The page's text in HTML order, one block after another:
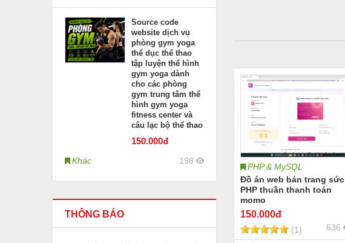
PHP & MySQL
Đồ án web bán trang sức
PHP thuần thanh toán
momo
150.000đ
(1) 636
Source code
website dịch vụ
phòng gym yoga
thể dục thể thao
tập luyện thể hình
gym yoga dành
cho các phòng
gym trung tâm thể
hình gym yoga
fitness center và
câu lạc bộ thể thao
150.000đ
Khác 198
THÔNG BÁO